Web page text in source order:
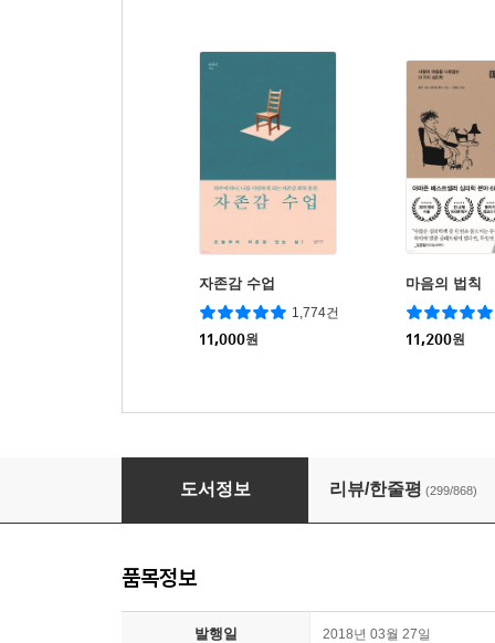
자존감 수업
1,774건
11,000원
마음의 법칙
11,200원
곰돌이 푸, 행복한 일은 매일 있어
도서정보 리뷰/한줄평 (299/868)
품목정보
발행일 2018년 03월 27일